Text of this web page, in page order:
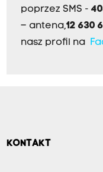
poprzez SMS -
– antena,12 630
nasz profil na
KONTAKT